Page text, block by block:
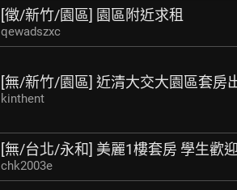
[徵/新竹/園區] 園區附近求租
qewadszxc
[無/新竹/園區] 近清大交大園區套房
kinthent
[無/台北/永和] 美麗1樓套房 學生歡
chk2003e